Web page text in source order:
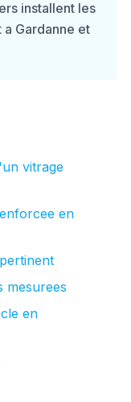
installent les
Gardanne et
vitrage
en
mesurees
en